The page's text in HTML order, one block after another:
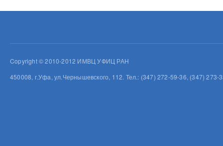
Copyright © 2010-2012 ИМВЦ УФИЦ РАН
450008, г.Уфа, ул.Чернышевского, 112. Тел.: (347) 272-59-36, (347)